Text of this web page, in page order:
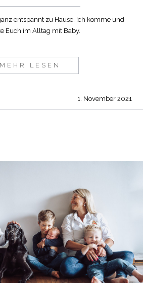
entspannt zu Hause. Ich komme und
Euch im Alltag mit Baby.
MEHR LESEN
1. November 2021